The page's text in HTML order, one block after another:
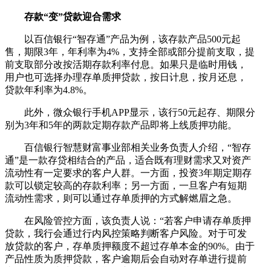
存款“变”贷款迎合需求
以百信银行“智存通”产品为例，该存款产品500元起
售，期限3年，年利率为4%，支持全部或部分提前支取，提
前支取部分改按活期存款利率付息。如果只是临时用钱，
用户也可选择办理存单质押贷款，按日计息，按月还息，
贷款年利率为4.8%。
此外，微众银行手机APP显示，该行50元起存、期限分
别为3年和5年的两款定期存款产品即将上线质押功能。
百信银行智慧财富事业部相关业务负责人介绍，“智存
通”是一款存贷相结合的产品，适合既有理财需求又对资产
流动性有一定要求的客户人群。一方面，投资3年期定期存
款可以锁定较高的存款利率；另一方面，一旦客户有短期
流动性需求，则可以通过存单质押的方式解燃眉之急。
在风险管控方面，该负责人说：“若客户申请存单质押
贷款，我行会通过行内风控策略判断客户风险。对于可发
放贷款的客户，存单质押额度不超过存单本金的90%。由于
产品性质为质押贷款，客户逾期后会自动对存单进行提前